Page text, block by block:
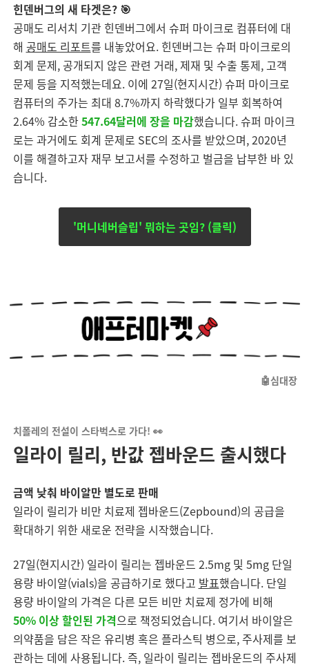
힌덴버그의 새 타겟은? 🎯
공매도 리서치 기관 힌덴버그에서 슈퍼 마이크로 컴퓨터에 대
해 공매도 리포트를 내놓았어요. 힌덴버그는 슈퍼 마이크로의
회계 문제, 공개되지 않은 관련 거래, 제재 및 수출 통제, 고객
문제 등을 지적했는데요. 이에 27일(현지시간) 슈퍼 마이크로
컴퓨터의 주가는 최대 8.7%까지 하락했다가 일부 회복하여
2.64% 감소한547.64달러에 장을 마감했습니다. 슈퍼 마이크
로는 과거에도 회계 문제로 SEC의 조사를 받았으며, 2020년
이를 해결하고자 재무 보고서를 수정하고 벌금을 납부한 바 있
습니다.
'머니네버슬립' 뭐하는 곳임? (클릭)
🤖심대장
치폴레의 전설이 스타벅스로 가다! 👀
일라이 릴리, 반값 젭바운드 출시했다
금액 낮춰 바이알만 별도로 판매
일라이 릴리가 비만 치료제 젭바운드(Zepbound)의 공급을
확대하기 위한 새로운 전략을 시작했습니다.
27일(현지시간) 일라이 릴리는 젭바운드 2.5mg 및 5mg 단일
용량 바이알(vials)을 공급하기로 했다고 발표했습니다. 단일
용량 바이알의 가격은 다른 모든 비만 치료제 정가에 비해
50% 이상 할인된 가격으로 책정되었습니다. 여기서 바이알은
의약품을 담은 작은 유리병 혹은 플라스틱 병으로, 주사제를 보
관하는 데에 사용됩니다. 즉, 일라이 릴리는 젭바운드의 주사제